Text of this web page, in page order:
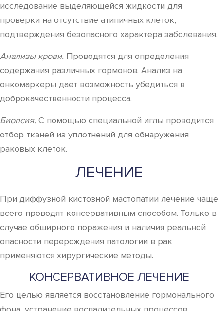
исследование выделяющейся жидкости для
проверки на отсутствие атипичных клеток,
подтверждения безопасного характера заболевания.
Анализы крови. Проводятся для определения
содержания различных гормонов. Анализ на
онкомаркеры дает возможность убедиться в
доброкачественности процесса.
Биопсия. С помощью специальной иглы проводится
отбор тканей из уплотнений для обнаружения
раковых клеток.
ЛЕЧЕНИЕ
При диффузной кистозной мастопатии лечение чаще
всего проводят консервативным способом. Только в
случае обширного поражения и наличия реальной
опасности перерождения патологии в рак
применяются хирургические методы.
КОНСЕРВАТИВНОЕ ЛЕЧЕНИЕ
Его целью является восстановление гормонального